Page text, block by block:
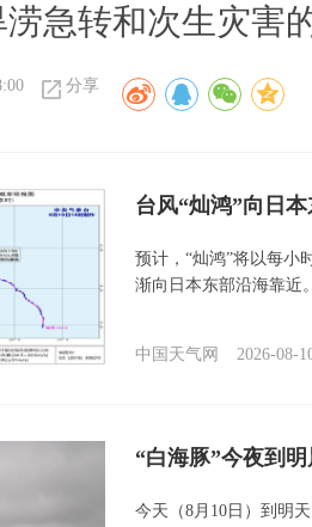
急转和次生灾害
分享
台风“灿鸿”向日
预计，“灿鸿”将以每小
渐向日本东部沿海靠近
中国天气网 2026-08-
“白海豚”今夜到
今天（8月10日）到明